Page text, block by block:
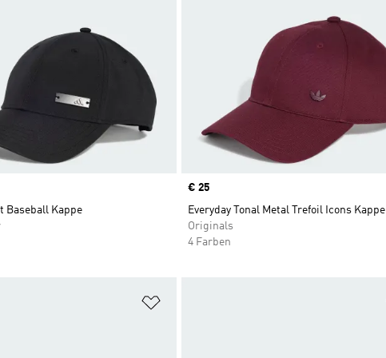
Baseball Kappe
Price
€ 25
Everyday Tonal Metal Trefoil Icons Kappe
Originals
4 Farben